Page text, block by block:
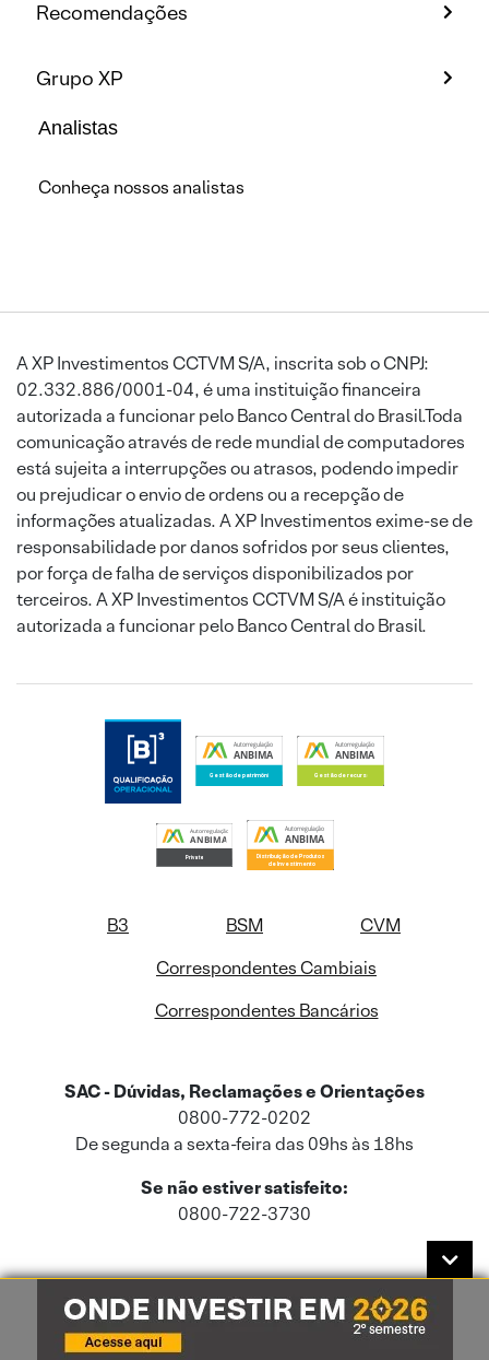
Recomendações
Grupo XP
Analistas
Conheça nossos analistas
A XP Investimentos CCTVM S/A, inscrita sob o CNPJ:
02.332.886/0001-04, é uma instituição financeira
autorizada a funcionar pelo Banco Central do Brasil.Toda
comunicação através de rede mundial de computadores
está sujeita a interrupções ou atrasos, podendo impedir
ou prejudicar o envio de ordens ou a recepção de
informações atualizadas. A XP Investimentos exime-se de
responsabilidade por danos sofridos por seus clientes,
por força de falha de serviços disponibilizados por
terceiros. A XP Investimentos CCTVM S/A é instituição
autorizada a funcionar pelo Banco Central do Brasil.
B3 BSM
CVM
Correspondentes Cambiais
Correspondentes Bancários
SAC - Dúvidas, Reclamações e Orientações
0800-772-0202
De segunda a sexta-feira das 09hs às 18hs
Se não estiver satisfeito:
0800-722-3730
Este site usa cookies e dados pessoais de acordo com a nossaPolítica de
Cookies
e a nossaPolítica de Privacidade.